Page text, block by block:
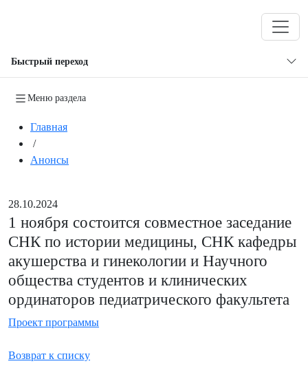
Быстрый переход
Меню раздела
Главная
/
Анонсы
28.10.2024
1 ноября состоится совместное заседание
СНК по истории медицины, СНК кафедры
акушерства и гинекологии и Научного
общества студентов и клинических
ординаторов педиатрического факультета
Проект программы
Возврат к списку